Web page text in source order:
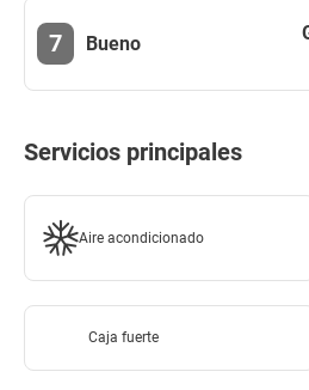
7 Bueno
Servicios principales
Aire acondicionado
Caja fuerte